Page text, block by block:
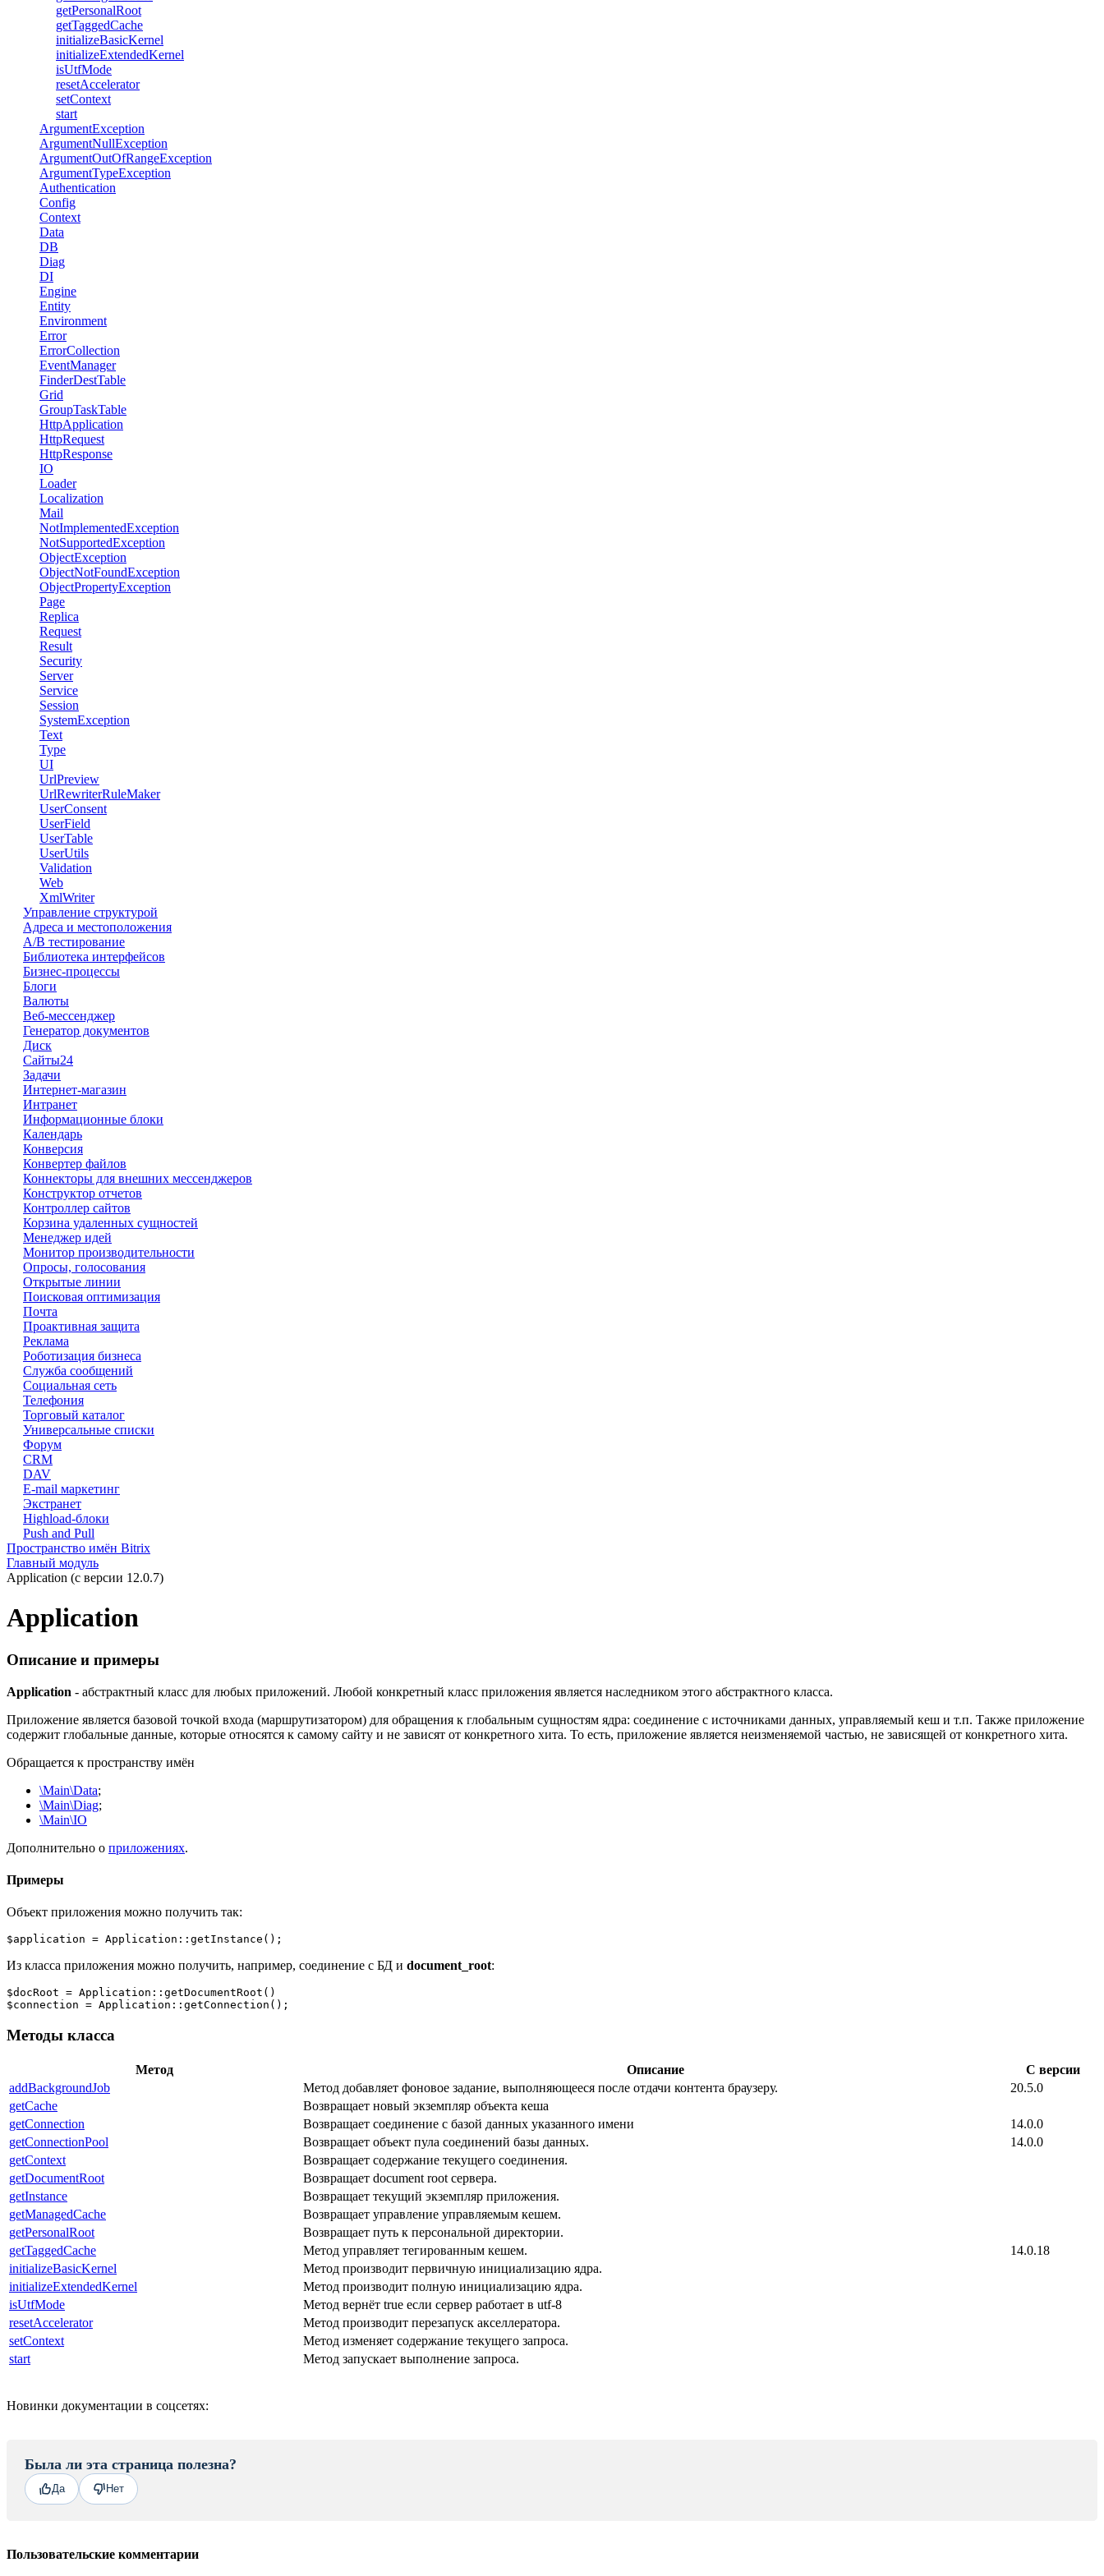
getPersonalRoot
getTaggedCache
initializeBasicKernel
initializeExtendedKernel
isUtfMode
resetAccelerator
setContext
start
ArgumentException
ArgumentNullException
ArgumentOutOfRangeException
ArgumentTypeException
Authentication
Config
Context
Data
DB
Diag
DI
Engine
Entity
Environment
Error
ErrorCollection
EventManager
FinderDestTable
Grid
GroupTaskTable
HttpApplication
HttpRequest
HttpResponse
IO
Loader
Localization
Mail
NotImplementedException
NotSupportedException
ObjectException
ObjectNotFoundException
ObjectPropertyException
Page
Replica
Request
Result
Security
Server
Service
Session
SystemException
Text
Type
UI
UrlPreview
UrlRewriterRuleMaker
UserConsent
UserField
UserTable
UserUtils
Validation
Web
XmlWriter
Управление структурой
Адреса и местоположения
А/В тестирование
Библиотека интерфейсов
Бизнес-процессы
Блоги
Валюты
Веб-мессенджер
Генератор документов
Диск
Сайты24
Задачи
Интернет-магазин
Интранет
Информационные блоки
Календарь
Конверсия
Конвертер файлов
Коннекторы для внешних мессенджеров
Конструктор отчетов
Контроллер сайтов
Корзина удаленных сущностей
Менеджер идей
Монитор производительности
Опросы, голосования
Открытые линии
Поисковая оптимизация
Почта
Проактивная защита
Реклама
Роботизация бизнеса
Служба сообщений
Социальная сеть
Телефония
Торговый каталог
Универсальные списки
Форум
CRM
DAV
E-mail маркетинг
Экстранет
Highload-блоки
Push and Pull
Пространство имён Bitrix
Главный модуль
Application (с версии 12.0.7)
Application
Описание и примеры
Application - абстрактный класс для любых приложений. Любой конкретный класс приложения является наследником этого абстрактного класса.
Приложение является базовой точкой входа (маршрутизатором) для обращения к глобальным сущностям ядра: соединение с источниками данных, управляемый кеш и т.п. Также приложение
содержит глобальные данные, которые относятся к самому сайту и не зависят от конкретного хита. То есть, приложение является неизменяемой частью, не зависящей от конкретного хита.
Обращается к пространству имён
\Main\Data;
\Main\Diag;
\Main\IO
Дополнительно о приложениях.
Примеры
Объект приложения можно получить так:
$application = Application::getInstance();
Из класса приложения можно получить, например, соединение с БД и document_root:
$docRoot = Application::getDocumentRoot()
$connection = Application::getConnection();
Методы класса
Метод Описание
С версии
addBackgroundJob
Метод добавляет фоновое задание, выполняющееся после отдачи контента браузеру.
20.5.0
getCache
Возвращает новый экземпляр объекта кеша
getConnection
Возвращает соединение с базой данных указанного имени
14.0.0
getConnectionPool
Возвращает объект пула соединений базы данных.
14.0.0
getContext
Возвращает содержание текущего соединения.
getDocumentRoot
Возвращает document root сервера.
getInstance
Возвращает текущий экземпляр приложения.
getManagedCache
Возвращает управление управляемым кешем.
getPersonalRoot
Возвращает путь к персональной директории.
getTaggedCache
Метод управляет тегированным кешем.
14.0.18
initializeBasicKernel
Метод производит первичную инициализацию ядра.
initializeExtendedKernel
Метод производит полную инициализацию ядра.
isUtfMode
Метод вернёт true если сервер работает в utf-8
resetAccelerator
Метод производит перезапуск акселлератора.
setContext
Метод изменяет содержание текущего запроса.
start
Метод запускает выполнение запроса.
Новинки документации в соцсетях:
Была ли эта страница полезна?
Да Нет
Пользовательские комментарии